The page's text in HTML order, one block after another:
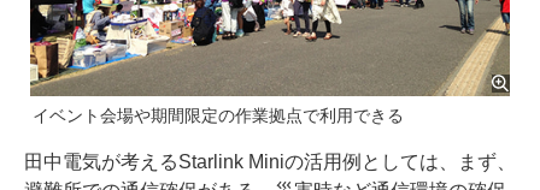
イベント会場や期間限定の作業拠点で利用できる
田中電気が考えるStarlink Miniの活用例としては、まず、